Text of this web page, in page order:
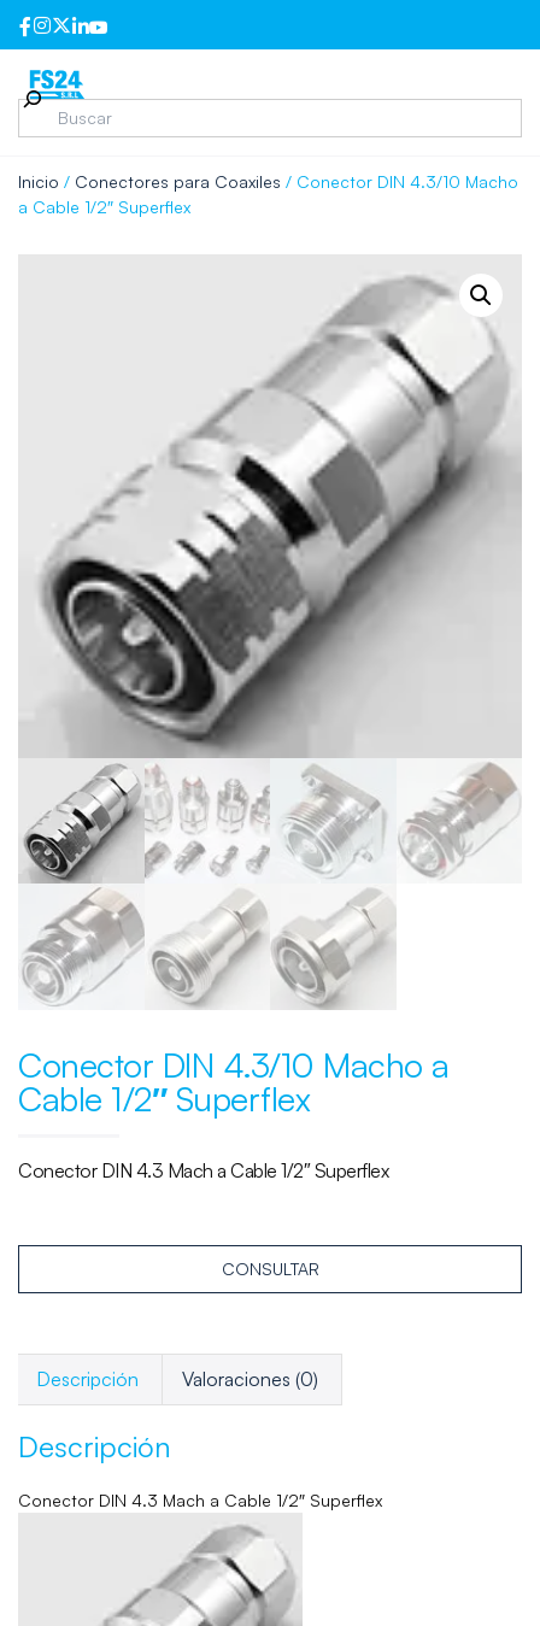
Inicio / Conectores para Coaxiles / Conector DIN 4.3/10 Macho
a Cable 1/2″ Superflex
Conector DIN 4.3/10 Macho a
Cable 1/2″ Superflex
Conector DIN 4.3 Mach a Cable 1/2″ Superflex
CONSULTAR
Descripción Valoraciones (0)
Descripción
Conector DIN 4.3 Mach a Cable 1/2″ Superflex